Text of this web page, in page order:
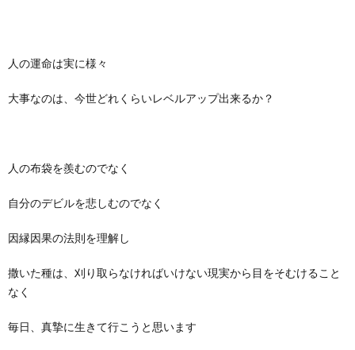
人の運命は実に様々
大事なのは、今世どれくらいレベルアップ出来るか？
人の布袋を羨むのでなく
自分のデビルを悲しむのでなく
因縁因果の法則を理解し
撒いた種は、刈り取らなければいけない現実から目をそむけること
なく
毎日、真摯に生きて行こうと思います